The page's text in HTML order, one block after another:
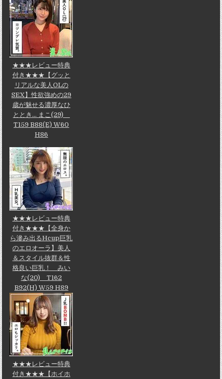
★★★レビュー特典
付き★★★【グッと
リアルな美人OLの
SEX】性欲強めの29
歳が魅せる濃厚なひ
ととき... まこ(29)
T159 B88(E) W60
H86
★★★レビュー特典
付き★★★【全身か
ら滲み出るHcup巨乳
のエロオーラ】美人
＆スタイル抜群＆性
格良い巨乳！ みい
な(20) T162
B92(H) W59 H89
★★★レビュー特典
付き★★★【ホイホ